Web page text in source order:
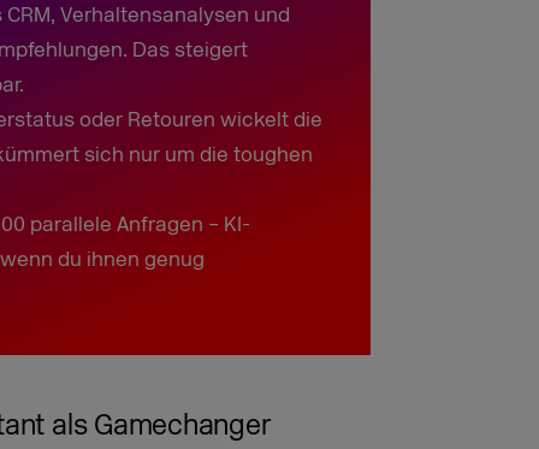
Verhaltensanalysen und
Das steigert
oder Retouren wickelt die
sich nur um die toughen
parallele Anfragen – KI-
du ihnen genug
als Gamechanger